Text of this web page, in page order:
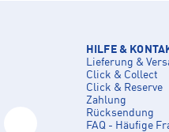
HILFE &
Lieferung &
Click & Collect
Click & Reserve
Zahlung
Rücksendung
FAQ - Häufige